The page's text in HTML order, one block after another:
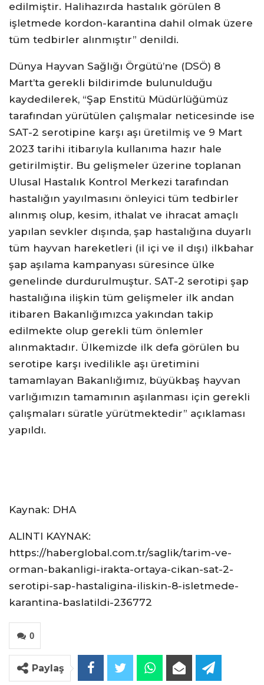
edilmiştir. Halihazırda hastalık görülen 8
işletmede kordon-karantina dahil olmak üzere
tüm tedbirler alınmıştır” denildi.
Dünya Hayvan Sağlığı Örgütü’ne (DSÖ) 8
Mart’ta gerekli bildirimde bulunulduğu
kaydedilerek, “Şap Enstitü Müdürlüğümüz
tarafından yürütülen çalışmalar neticesinde ise
SAT-2 serotipine karşı aşı üretilmiş ve 9 Mart
2023 tarihi itibarıyla kullanıma hazır hale
getirilmiştir. Bu gelişmeler üzerine toplanan
Ulusal Hastalık Kontrol Merkezi tarafından
hastalığın yayılmasını önleyici tüm tedbirler
alınmış olup, kesim, ithalat ve ihracat amaçlı
yapılan sevkler dışında, şap hastalığına duyarlı
tüm hayvan hareketleri (il içi ve il dışı) ilkbahar
şap aşılama kampanyası süresince ülke
genelinde durdurulmuştur. SAT-2 serotipi şap
hastalığına ilişkin tüm gelişmeler ilk andan
itibaren Bakanlığımızca yakından takip
edilmekte olup gerekli tüm önlemler
alınmaktadır. Ülkemizde ilk defa görülen bu
serotipe karşı ivedilikle aşı üretimini
tamamlayan Bakanlığımız, büyükbaş hayvan
varlığımızın tamamının aşılanması için gerekli
çalışmaları süratle yürütmektedir” açıklaması
yapıldı.
Kaynak: DHA
ALINTI KAYNAK:
https://haberglobal.com.tr/saglik/tarim-ve-
orman-bakanligi-irakta-ortaya-cikan-sat-2-
serotipi-sap-hastaligina-iliskin-8-isletmede-
karantina-baslatildi-236772
0
Paylaş